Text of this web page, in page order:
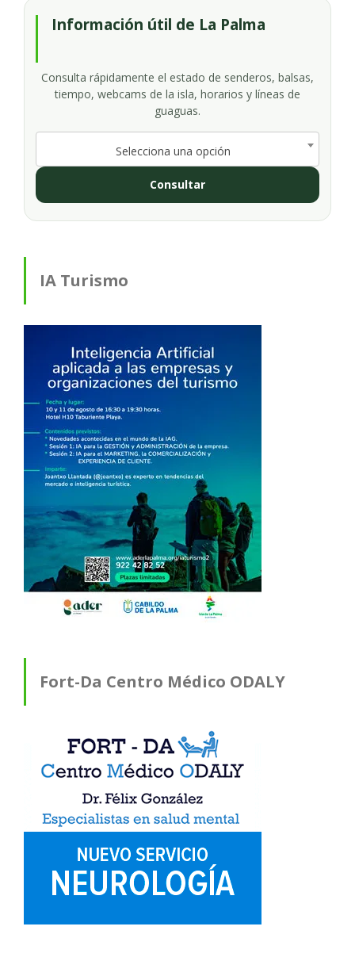
Información útil de La Palma
Consulta rápidamente el estado de senderos, balsas,
tiempo, webcams de la isla, horarios y líneas de
guaguas.
Selecciona una opción
Consultar
IA Turismo
Fort-Da Centro Médico ODALY